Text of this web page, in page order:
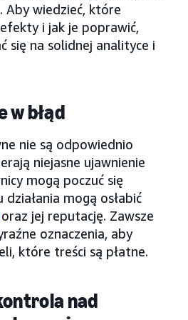
Aby wiedzieć, które
i jak je poprawić,
się na solidnej analityce i
w błąd
nie są odpowiednio
niejasne ujawnienie
mogą poczuć się
mogą osłabić
oraz jej reputację. Zawsze
oznaczenia, aby
które treści są płatne.
nad